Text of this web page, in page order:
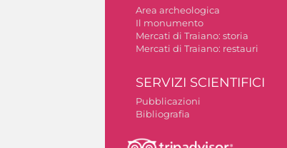
Area archeologica
Il monumento
Mercati di Traiano: storia
Mercati di Traiano: restauri
SERVIZI SCIENTIFICI
Pubblicazioni
Bibliografia